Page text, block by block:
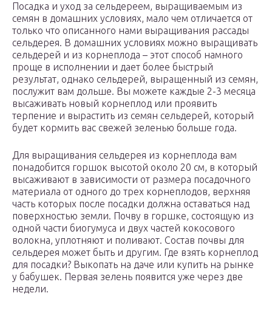
Посадка и уход за сельдереем, выращиваемым из
семян в домашних условиях, мало чем отличается от
только что описанного нами выращивания рассады
сельдерея. В домашних условиях можно выращивать
сельдерей и из корнеплода – этот способ намного
проще в исполнении и дает более быстрый
результат, однако сельдерей, выращенный из семян,
послужит вам дольше. Вы можете каждые 2-3 месяца
высаживать новый корнеплод или проявить
терпение и вырастить из семян сельдерей, который
будет кормить вас свежей зеленью больше года.
Для выращивания сельдерея из корнеплода вам
понадобится горшок высотой около 20 см, в который
высаживают в зависимости от размера посадочного
материала от одного до трех корнеплодов, верхняя
часть которых после посадки должна оставаться над
поверхностью земли. Почву в горшке, состоящую из
одной части биогумуса и двух частей кокосового
волокна, уплотняют и поливают. Состав почвы для
сельдерея может быть и другим. Где взять корнеплод
для посадки? Выкопать на даче или купить на рынке
у бабушек. Первая зелень появится уже через две
недели.